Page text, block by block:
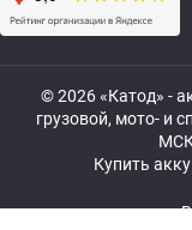
© 2026 «Катод» -
грузовой, мото- и
Купить